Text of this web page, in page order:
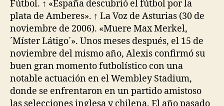
Fútbol. ↑ «España descubrió el fútbol por la
plata de Amberes». ↑ La Voz de Asturias (30 de
noviembre de 2006). «Muere Max Merkel,
´Míster Látigo´». Unos meses después, el 15 de
noviembre del mismo año, Alexis confirmó su
buen gran momento futbolístico con una
notable actuación en el Wembley Stadium,
donde se enfrentaron en un partido amistoso
las selecciones inglesa y chilena. El año pasado